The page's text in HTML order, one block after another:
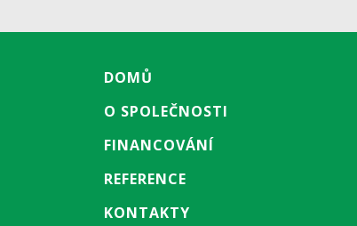
DOMŮ
O SPOLEČNOSTI
FINANCOVÁNÍ
REFERENCE
KONTAKTY